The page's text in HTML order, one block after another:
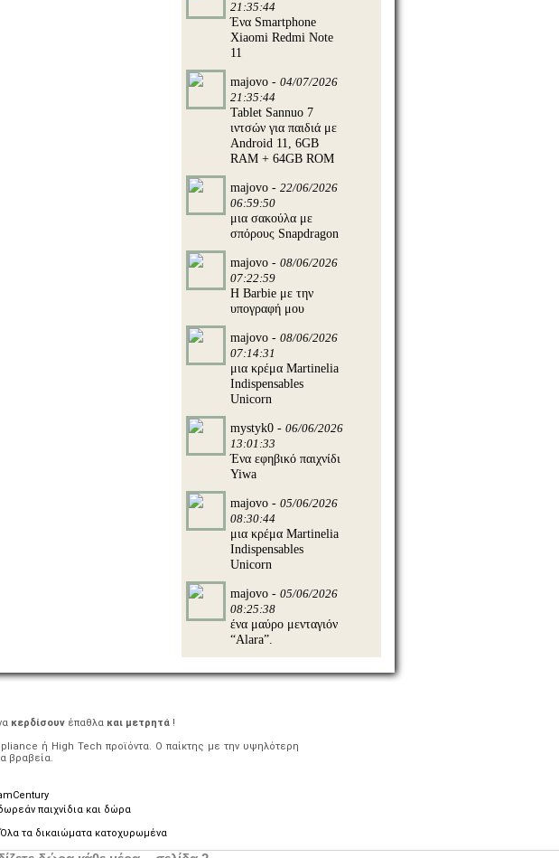
21:35:44
Ένα Smartphone
Xiaomi Redmi Note
11
majovo - 04/07/2026
21:35:44
Tablet Sannuo 7
ιντσών για παιδιά με
Android 11, 6GB
RAM + 64GB ROM
majovo - 22/06/2026
06:59:50
μια σακούλα με
σπόρους Snapdragon
majovo - 08/06/2026
07:22:59
Η Barbie με την
υπογραφή μου
majovo - 08/06/2026
07:14:31
μια κρέμα Martinelia
Indispensables
Unicorn
mystyk0 - 06/06/2026
13:01:33
Ένα εφηβικό παιχνίδι
Yiwa
majovo - 05/06/2026
08:30:44
μια κρέμα Martinelia
Indispensables
Unicorn
majovo - 05/06/2026
08:25:38
ένα μαύρο μενταγιόν
“Alara”.
κερδίσουνέπαθλα και μετρητά!
ή High Tech προϊόντα. Ο παίκτης με την υψηλότερη
βραβεία.
παιχνίδια και δώρα
τα δικαιώματα κατοχυρωμένα